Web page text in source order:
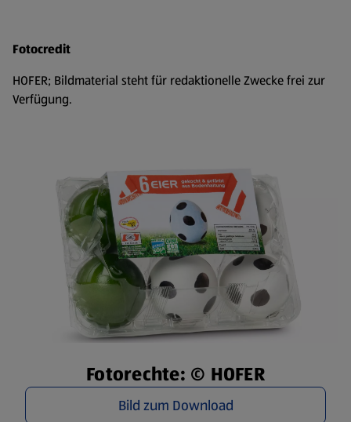
Fotocredit
HOFER; Bildmaterial steht für redaktionelle Zwecke frei zur
Verfügung.
Fotorechte: © HOFER
Bild zum Download